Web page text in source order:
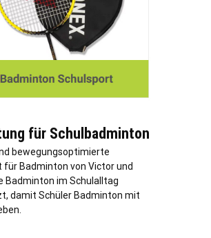
für Schulbadminton
bewegungsoptimierte
für Badminton von Victor und
Badminton im Schulalltag
damit Schüler Badminton mit